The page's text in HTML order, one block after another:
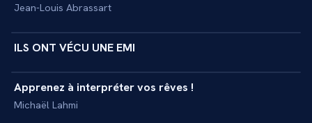
Jean-Louis Abrassart
REPORTAGE
ILS ONT VÉCU UNE EMI
MASTERCLASS
Apprenez à interpréter vos rêves !
Michaël Lahmi